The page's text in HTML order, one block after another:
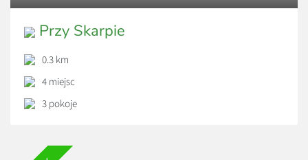
Przy Skarpie
0.3 km
4 miejsc
3 pokoje